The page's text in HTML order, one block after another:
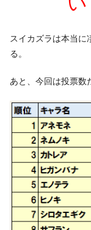
スイカズラは本当に
る。
あと、今回は投票数